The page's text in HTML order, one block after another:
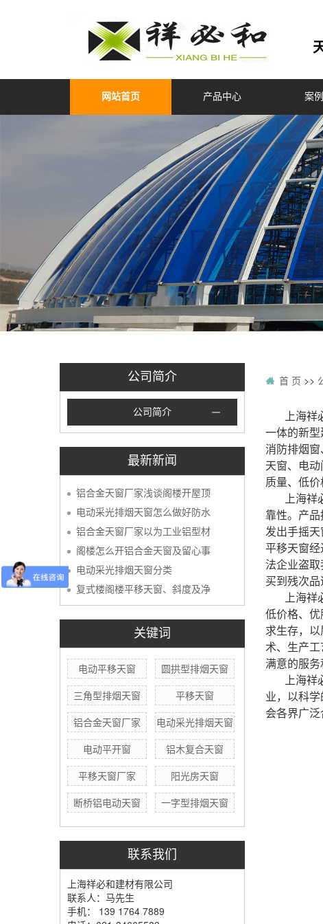
网站首页 产品中心 案
公司简介
公司简介
最新新闻
铝合金天窗厂家浅谈阁楼开屋顶
电动采光排烟天窗怎么做好防水
铝合金天窗厂家以为工业铝型材
阁楼怎么开铝合金天窗及留心事
电动采光排烟天窗分类
复式楼阁楼平移天窗、斜度及净
关键词
电动平移天窗
圆拱型排烟天窗
三角型排烟天窗
平移天窗
铝合金天窗厂家
电动采光排烟天窗
电动平开窗
铝木复合天窗
平移天窗厂家
阳光房天窗
断桥铝电动天窗
一字型排烟天窗
联系我们
上海祥必和建材有限公司
联系人：马先生
手机： 139 1764 7889
首 页 >>
上海祥
一体的新
消防排烟
天窗、电
质量、低
上海祥
靠性。产
发出手摇
平移天窗
法企业盗
买到残次
上海祥
低价格、优
求生存，
术、生产
满意的服务
上海祥
业，以科
会各界广泛